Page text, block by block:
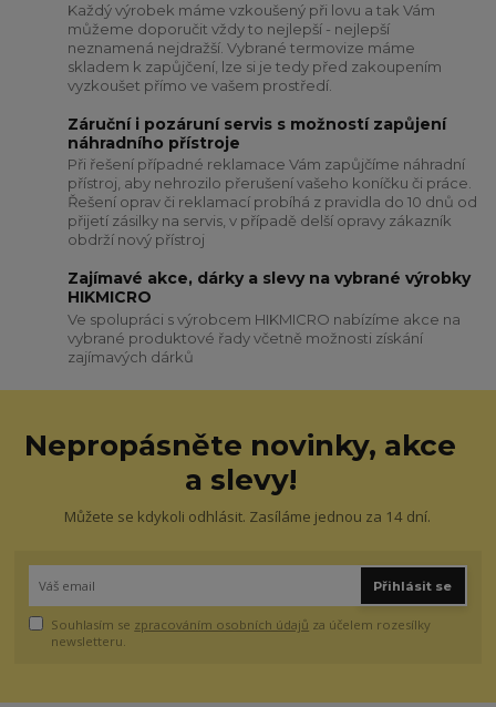
Každý výrobek máme vzkoušený při lovu a tak Vám
můžeme doporučit vždy to nejlepší - nejlepší
neznamená nejdražší. Vybrané termovize máme
skladem k zapůjčení, lze si je tedy před zakoupením
vyzkoušet přímo ve vašem prostředí.
Záruční i pozáruní servis s možností zapůjení
náhradního přístroje
Při řešení případné reklamace Vám zapůjčíme náhradní
přístroj, aby nehrozilo přerušení vašeho koníčku či práce.
Řešení oprav či reklamací probíhá z pravidla do 10 dnů od
přijetí zásilky na servis, v případě delší opravy zákazník
obdrží nový přístroj
Zajímavé akce, dárky a slevy na vybrané výrobky
HIKMICRO
Ve spolupráci s výrobcem HIKMICRO nabízíme akce na
vybrané produktové řady včetně možnosti získání
zajímavých dárků
Nepropásněte novinky, akce
a slevy!
Můžete se kdykoli odhlásit. Zasíláme jednou za 14 dní.
Přihlásit se
Souhlasím se zpracováním osobních údajů za účelem rozesílky
newsletteru.